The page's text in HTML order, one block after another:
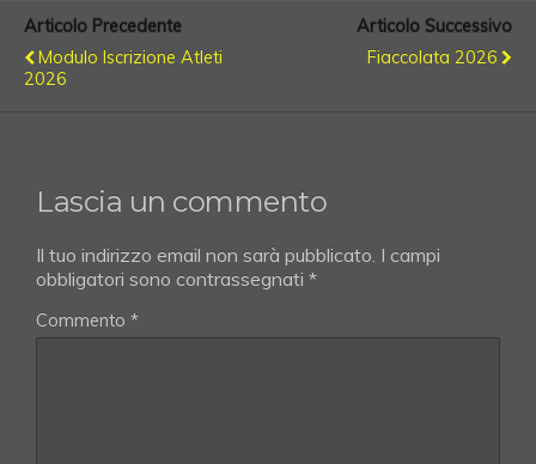
Articolo Precedente
Modulo Iscrizione Atleti
2026
Articolo Successivo
Fiaccolata 2026
Lascia un commento
Il tuo indirizzo email non sarà pubblicato. I campi
obbligatori sono contrassegnati *
Commento *